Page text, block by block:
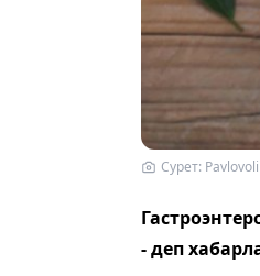
Сурет:
- деп